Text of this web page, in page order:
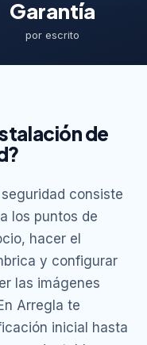
Garantía
por escrito
de
consiste
los puntos de
hacer el
y configurar
las imágenes
Arregla te
inicial hasta